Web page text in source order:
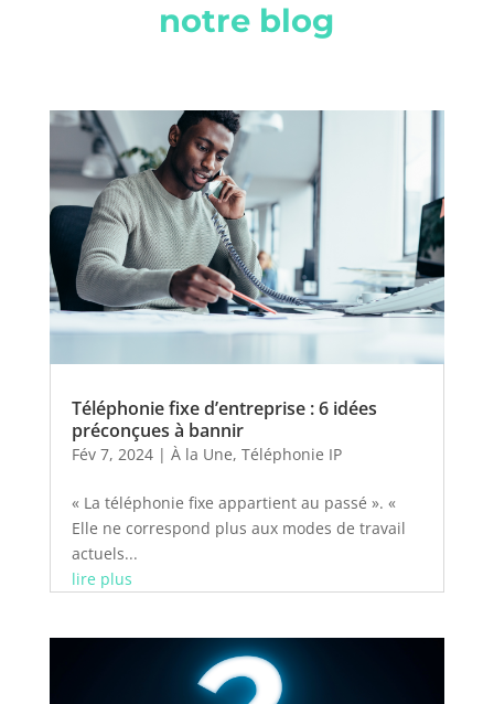
notre blog
Téléphonie fixe d’entreprise : 6 idées
préconçues à bannir
Fév 7, 2024| À la Une, Téléphonie IP
« La téléphonie fixe appartient au passé ». «
Elle ne correspond plus aux modes de travail
actuels...
lire plus